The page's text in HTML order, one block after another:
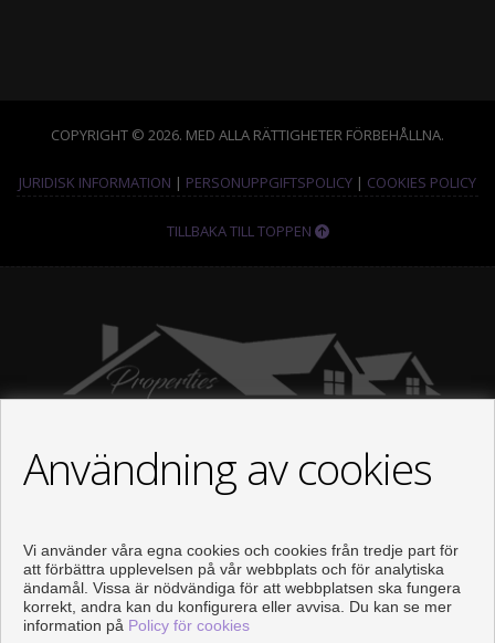
COPYRIGHT © 2026. MED ALLA RÄTTIGHETER FÖRBEHÅLLNA.
JURIDISK INFORMATION | PERSONUPPGIFTSPOLICY | COOKIES POLICY
TILLBAKA TILL TOPPEN
KONTAKTA
Avenida Torrequebrada, 41, 12ª 1I
Urbanizacion Costaquebrada
29630 Benalmádena (Málaga)
Användning av cookies
Vi använder våra egna cookies och cookies från tredje part för
att förbättra upplevelsen på vår webbplats och för analytiska
ändamål. Vissa är nödvändiga för att webbplatsen ska fungera
korrekt, andra kan du konfigurera eller avvisa. Du kan se mer
information på Policy för cookies